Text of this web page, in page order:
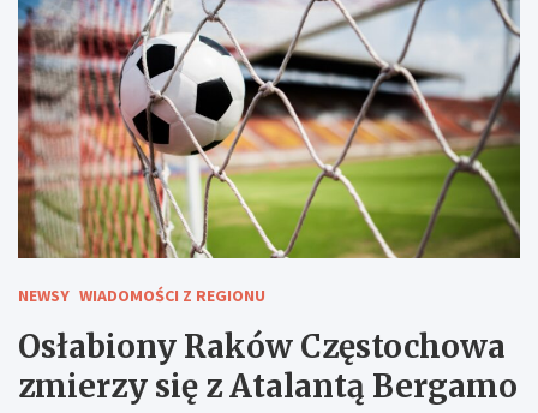
NEWSY WIADOMOŚCI Z REGIONU
Osłabiony Raków Częstochowa
zmierzy się z Atalantą Bergamo